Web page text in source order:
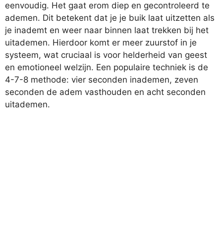
eenvoudig. Het gaat erom diep en gecontroleerd te
ademen. Dit betekent dat je je buik laat uitzetten als
je inademt en weer naar binnen laat trekken bij het
uitademen. Hierdoor komt er meer zuurstof in je
systeem, wat cruciaal is voor helderheid van geest
en emotioneel welzijn. Een populaire techniek is de
4-7-8 methode: vier seconden inademen, zeven
seconden de adem vasthouden en acht seconden
uitademen.